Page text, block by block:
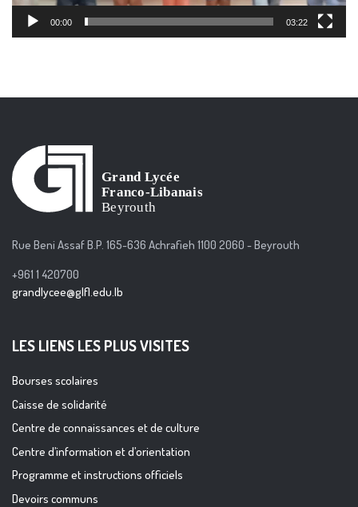
00:00 03:22
Rue Beni Assaf B.P. 165-636 Achrafieh 1100 2060 - Beyrouth
+961 1 420700
grandlycee@glfl.edu.lb
LES LIENS LES PLUS VISITES
Bourses scolaires
Caisse de solidarité
Centre de connaissances et de culture
Centre d’information et d’orientation
Programme et instructions officiels
Devoirs communs